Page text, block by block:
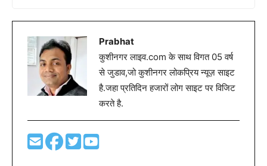
Prabhat
कुशीनगर लाइव.com के साथ विगत 05 वर्ष
से जुडाव,जो कुशीनगर लोकप्रिय न्यूज़ साइट
है.जहा प्रतिदिन हजारों लोग साइट पर विजिट
करते है.